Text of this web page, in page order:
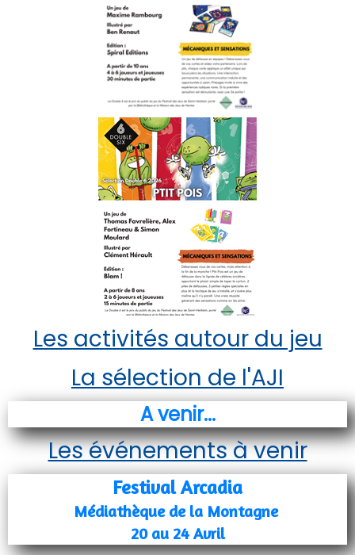
Les activités autour du jeu
La sélection de l'AJI
A venir...
Les événements à venir
Festival Arcadia
Médiathèque de la Montagne
20 au 24 Avril